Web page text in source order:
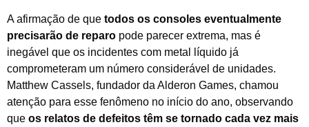
A afirmação de que todos os consoles eventualmente
precisarão de reparo pode parecer extrema, mas é
inegável que os incidentes com metal líquido já
comprometeram um número considerável de unidades.
Matthew Cassels, fundador da Alderon Games, chamou
atenção para esse fenômeno no início do ano, observando
que os relatos de defeitos têm se tornado cada vez mais